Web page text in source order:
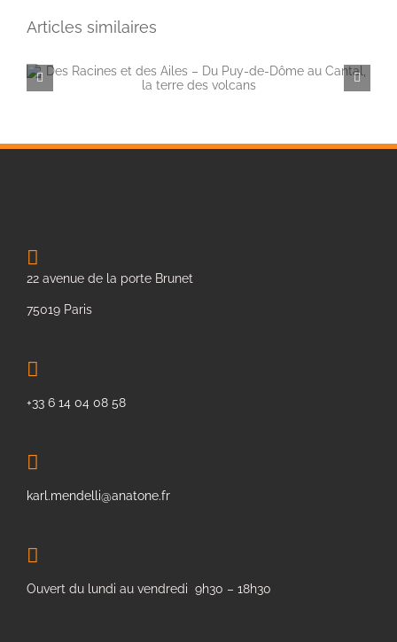
Articles similaires
22 avenue de la porte Brunet
75019 Paris
+33 6 14 04 08 58
karl.mendelli@anatone.fr
Ouvert du lundi au vendredi 9h30 – 18h30